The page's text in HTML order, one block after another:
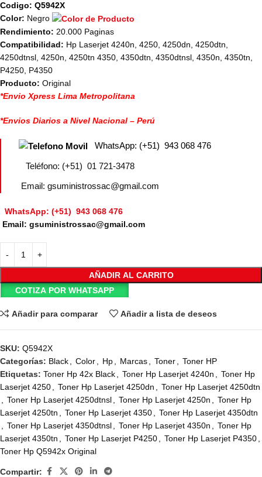
Codigo: Q5942X
Color: Negro
Rendimiento: 20.000 Paginas
Compatibilidad: Hp Laserjet 4240n, 4250, 4250dn, 4250dtn,
4250dtnsl, 4250n, 4250tn 4350, 4350dtn, 4350dtnsl, 4350n, 4350tn,
P4250, P4350
Producto: Original
*Envio Xpress Lima Metropolitana
*Envios Diarios a Nivel Nacional – Perú
WhatsApp: (+51) 943 068 476
Teléfono: (+51) 01 721-3478
Email: gsuministrossac@gmail.com
WhatsApp: (+51) 943 068 476
Email: gsuministrossac@gmail.com
AÑADIR AL CARRITO
COTIZA POR WHATSAPP
Añadir para comparar Añadir a lista de deseos
SKU: Q5942X
Categorías: Black, Color, Hp, Marcas, Toner, Toner HP
Etiquetas: Toner Hp 42x Black, Toner Hp Laserjet 4240n , Toner Hp
Laserjet 4250, Toner Hp Laserjet 4250dn , Toner Hp Laserjet 4250dtn
, Toner Hp Laserjet 4250dtnsl, Toner Hp Laserjet 4250n , Toner Hp
Laserjet 4250tn , Toner Hp Laserjet 4350, Toner Hp Laserjet 4350dtn
, Toner Hp Laserjet 4350dtnsl, Toner Hp Laserjet 4350n , Toner Hp
Laserjet 4350tn , Toner Hp Laserjet P4250, Toner Hp Laserjet P4350,
Toner Hp Q5942x Original
Compartir: